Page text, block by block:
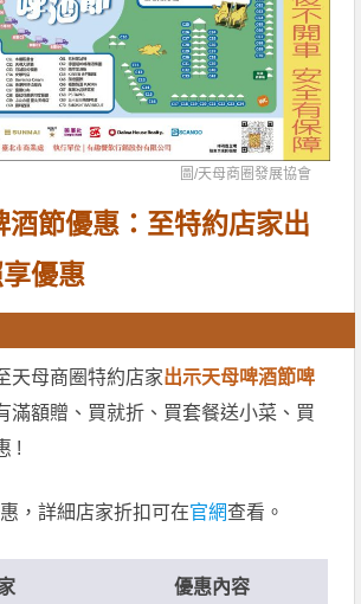
圖/天母商圈發展協會
酒節優惠：至特約店家出
優惠
天母商圈特約店家出示天母啤酒節啤
滿額贈、買就折、買套餐送小菜、買
!
，詳細店家折扣可在官網查看。
優惠內容